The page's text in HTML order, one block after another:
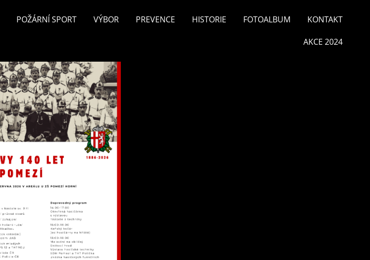
POŽÁRNÍ SPORT VÝBOR PREVENCE HISTORIE FOTOALBUM KONTAKT
AKCE 2024